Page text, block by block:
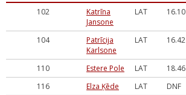
102
Katrīna
Jansone
LAT 16.10
104
Patrīcija
Karlsone
LAT 16.42
110 Estere Pole LAT 18.46
116
Elza Ķēde LAT DNF